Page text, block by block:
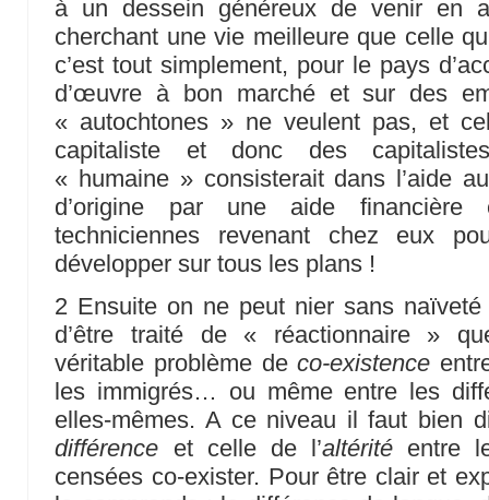
à un dessein généreux de venir en
cherchant une vie meilleure que celle
c’est tout simplement, pour le pays
d’œuvre à bon marché et sur des
« autochtones » ne veulent pas, et
capitaliste et donc des
« humaine » consisterait dans l’aide
d’origine par une aide financière
techniciennes revenant chez eux
développer sur tous les plans !
2 Ensuite on ne peut nier sans
d’être traité de « réactionnaire »
véritable problème deco-existence
les immigrés… ou même entre les
elles-mêmes. A ce niveau il faut bien
différence et celle de l’altéritéentre
censées co-exister. Pour être clair et